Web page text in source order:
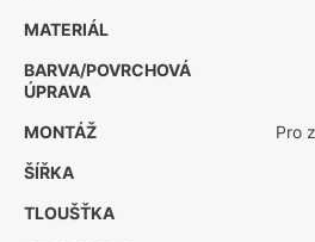
MATERIÁL
BARVA/POVRCHOVÁ
ÚPRAVA
MONTÁŽ
Pro
ŠÍŘKA
TLOUŠŤKA